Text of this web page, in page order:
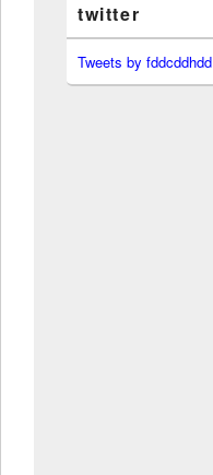
twitter
Tweets by fddcddhdd